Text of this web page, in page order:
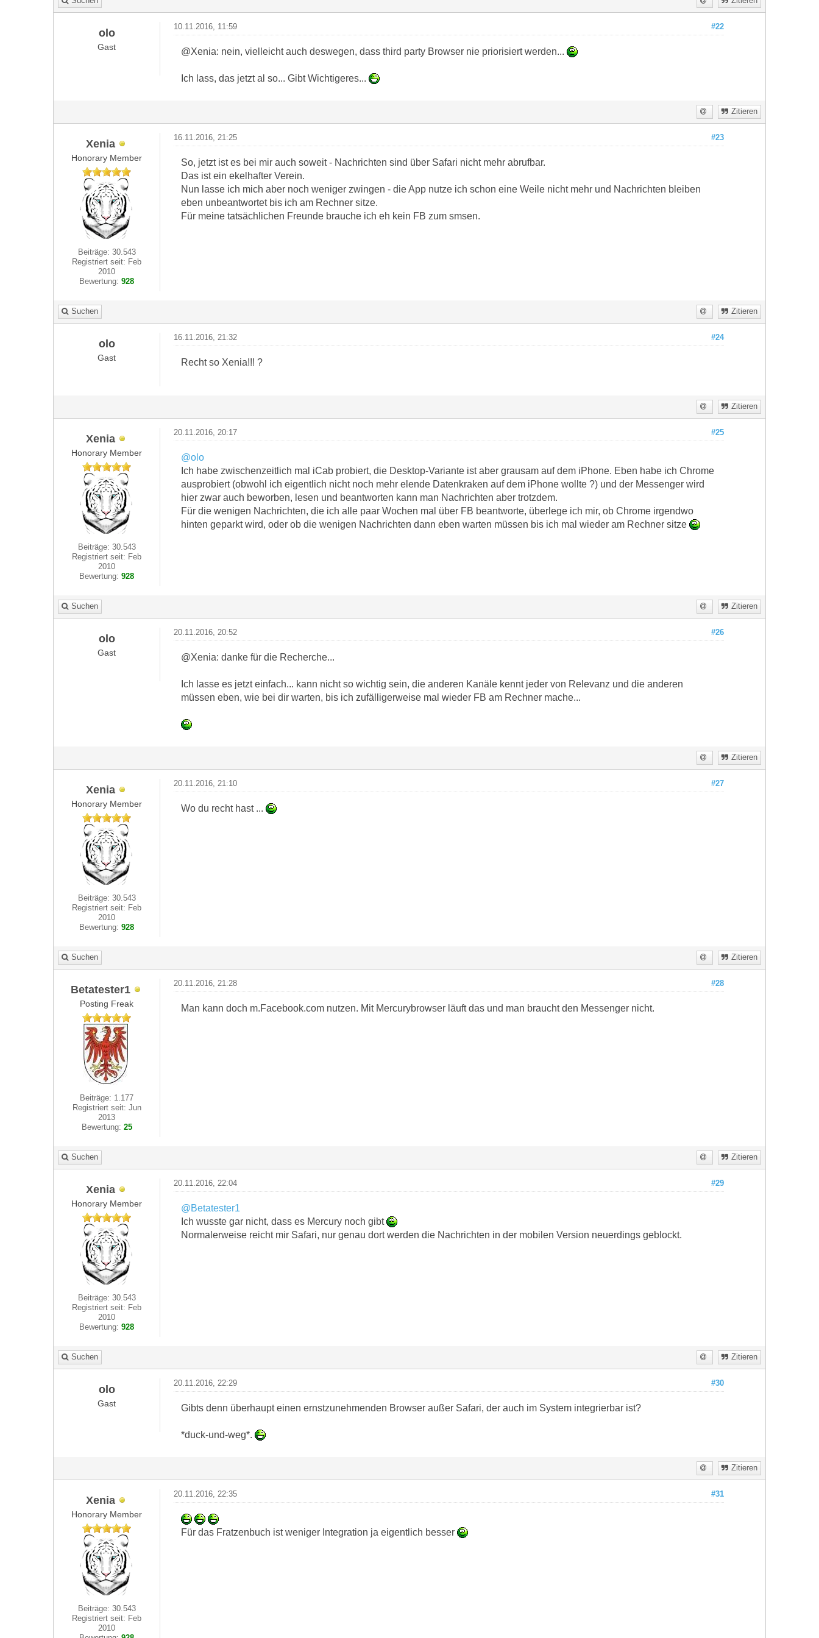
olo
Gast
#22
10.11.2016, 11:59
@Xenia: nein, vielleicht auch deswegen, dass third party Browser nie priorisiert werden...
Ich lass, das jetzt al so... Gibt Wichtigeres...
Zitieren
Xenia
Honorary Member
Beiträge: 30.543
Registriert seit: Feb
2010
Bewertung:928
#23
16.11.2016, 21:25
So, jetzt ist es bei mir auch soweit - Nachrichten sind über Safari nicht mehr abrufbar.
Das ist ein ekelhafter Verein.
Nun lasse ich mich aber noch weniger zwingen - die App nutze ich schon eine Weile nicht mehr und Nachrichten bleiben
eben unbeantwortet bis ich am Rechner sitze.
Für meine tatsächlichen Freunde brauche ich eh kein FB zum smsen.
Suchen Zitieren
olo
Gast
#24
16.11.2016, 21:32
Recht so Xenia!!! ?
Zitieren
Xenia
Honorary Member
Beiträge: 30.543
Registriert seit: Feb
2010
Bewertung:928
#25
20.11.2016, 20:17
@olo
Ich habe zwischenzeitlich mal iCab probiert, die Desktop-Variante ist aber grausam auf dem iPhone. Eben habe ich Chrome
ausprobiert (obwohl ich eigentlich nicht noch mehr elende Datenkraken auf dem iPhone wollte ?) und der Messenger wird
hier zwar auch beworben, lesen und beantworten kann man Nachrichten aber trotzdem.
Für die wenigen Nachrichten, die ich alle paar Wochen mal über FB beantworte, überlege ich mir, ob Chrome irgendwo
hinten geparkt wird, oder ob die wenigen Nachrichten dann eben warten müssen bis ich mal wieder am Rechner sitze
Suchen Zitieren
olo
Gast
#26
20.11.2016, 20:52
@Xenia: danke für die Recherche...
Ich lasse es jetzt einfach... kann nicht so wichtig sein, die anderen Kanäle kennt jeder von Relevanz und die anderen
müssen eben, wie bei dir warten, bis ich zufälligerweise mal wieder FB am Rechner mache...
Zitieren
Xenia
Honorary Member
Beiträge: 30.543
Registriert seit: Feb
2010
Bewertung:928
#27
20.11.2016, 21:10
Wo du recht hast ...
Suchen Zitieren
Betatester1
Posting Freak
Beiträge: 1.177
Registriert seit: Jun
2013
Bewertung: 25
#28
20.11.2016, 21:28
Man kann doch m.Facebook.com nutzen. Mit Mercurybrowser läuft das und man braucht den Messenger nicht.
Suchen Zitieren
Xenia
Honorary Member
Beiträge: 30.543
Registriert seit: Feb
2010
Bewertung:928
#29
20.11.2016, 22:04
@Betatester1
Ich wusste gar nicht, dass es Mercury noch gibt
Normalerweise reicht mir Safari, nur genau dort werden die Nachrichten in der mobilen Version neuerdings geblockt.
Suchen Zitieren
olo
Gast
#30
20.11.2016, 22:29
Gibts denn überhaupt einen ernstzunehmenden Browser außer Safari, der auch im System integrierbar ist?
*duck-und-weg*.
Zitieren
Xenia
Honorary Member
Beiträge: 30.543
Registriert seit: Feb
2010
#31
20.11.2016, 22:35
Für das Fratzenbuch ist weniger Integration ja eigentlich besser